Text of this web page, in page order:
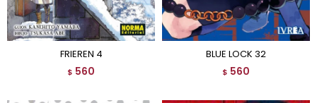
FRIEREN 4
$ 560
BLUE LOCK 32
$ 560